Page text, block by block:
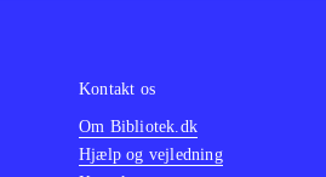
Kontakt os
Om Bibliotek.dk
Hjælp og vejledning